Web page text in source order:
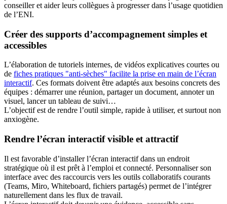
conseiller et aider leurs collègues à progresser dans l’usage quotidien
de l’ENI.
Créer des supports d’accompagnement simples et
accessibles
L’élaboration de tutoriels internes, de vidéos explicatives courtes ou
de fiches pratiques "anti-sèches" facilite la prise en main de l’écran
interactif. Ces formats doivent être adaptés aux besoins concrets des
équipes : démarrer une réunion, partager un document, annoter un
visuel, lancer un tableau de suivi…
L’objectif est de rendre l’outil simple, rapide à utiliser, et surtout non
anxiogène.
Rendre l’écran interactif visible et attractif
Il est favorable d’installer l’écran interactif dans un endroit
stratégique où il est prêt à l’emploi et connecté. Personnaliser son
interface avec des raccourcis vers les outils collaboratifs courants
(Teams, Miro, Whiteboard, fichiers partagés) permet de l’intégrer
naturellement dans les flux de travail.